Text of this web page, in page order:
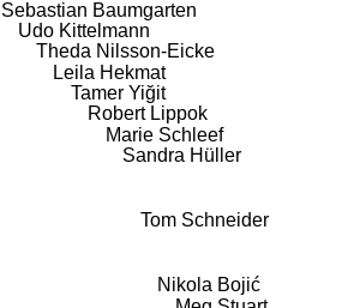
Sebastian Baumgarten
Udo Kittelmann
Theda Nilsson-Eicke
Leila Hekmat
Tamer Yiğit
Robert Lippok
Marie Schleef
Sandra Hüller
Tom Schneider
Nikola Bojić